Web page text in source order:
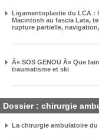
Ligamentoplastie du LCA :
Macintosh au fascia Lata,
rupture partielle,
Â« SOS GENOU Â» Que
traumatisme et ski
Dossier : chirurgie
La chirurgie ambulatoire